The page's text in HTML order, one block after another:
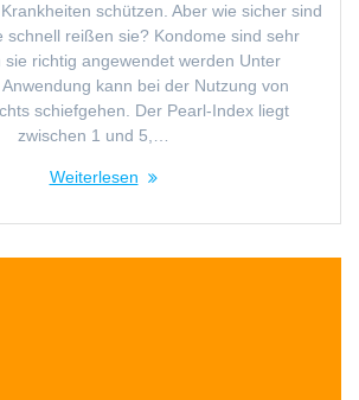
schützen. Aber wie sicher sind
schnell reißen sie? Kondome sind sehr
sie richtig angewendet werden Unter
kann bei der Nutzung von
schiefgehen. Der Pearl-Index liegt
zwischen 1 und 5,…
Weiterlesen